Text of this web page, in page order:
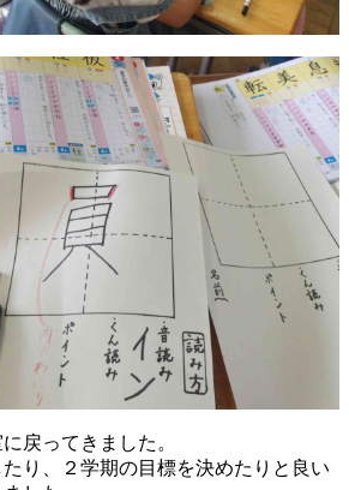
戻ってきました。
り、２学期の目標を決めたりと良い